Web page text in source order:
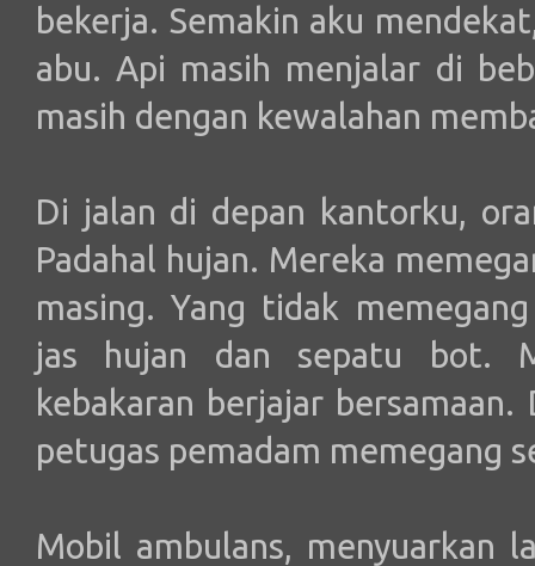
bekerja. Semakin aku
abu. Api masih menjalar di
masih dengan kewalahan
Di jalan di depan kantorku,
Padahal hujan. Mereka
masing. Yang tidak
jas hujan dan sepatu bot.
kebakaran berjajar
petugas pemadam memegang
Mobil ambulans, menyuarkan